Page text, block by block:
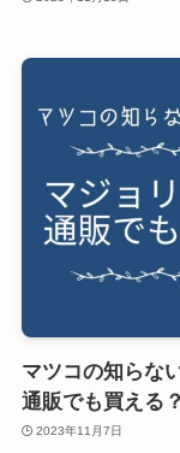
マツコの知らな
通販でも買える？
2023年11月7日